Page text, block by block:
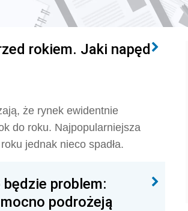
rokiem. Jaki napęd
że rynek ewidentnie
do roku. Najpopularniejsza
jednak nieco spadła.
problem:
podrożeją